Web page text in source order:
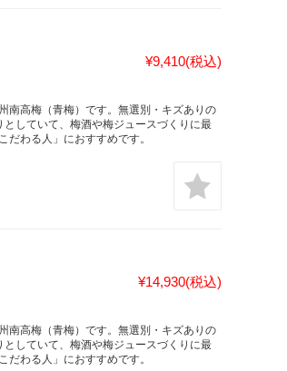
¥9,410(税込)
南高梅（青梅）です。無選別・キズありの
していて、梅酒や梅ジュースづくりに最
わる人」におすすめです。
¥14,930(税込)
南高梅（青梅）です。無選別・キズありの
していて、梅酒や梅ジュースづくりに最
わる人」におすすめです。